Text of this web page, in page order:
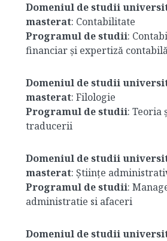
Domeniul de studii
masterat: Contabilitate
Programul de studii:
financiar și expertiză
Domeniul de studii
masterat: Filologie
Programul de studii: Teoria
traducerii
Domeniul de studii
masterat: Științe
Programul de studii:
administratie si afaceri
Domeniul de studii